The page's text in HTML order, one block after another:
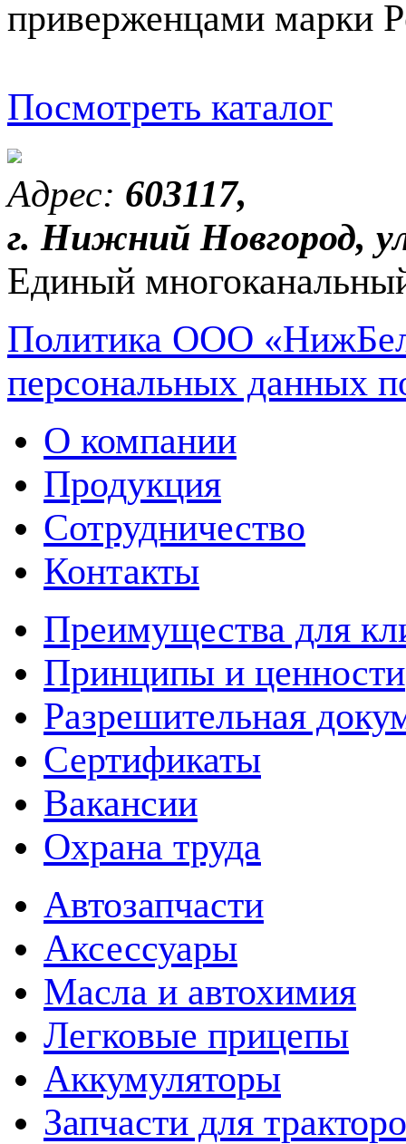
приверженцами марки
Посмотреть каталог
Адрес: 603117,
г. Нижний Новгород,
Единый
Политика ООО
персональных данных
О компании
Продукция
Сотрудничество
Контакты
Преимущества для
Принципы и ценности
Разрешительная
Сертификаты
Вакансии
Охрана труда
Автозапчасти
Аксессуары
Масла и автохимия
Легковые прицепы
Аккумуляторы
Запчасти для